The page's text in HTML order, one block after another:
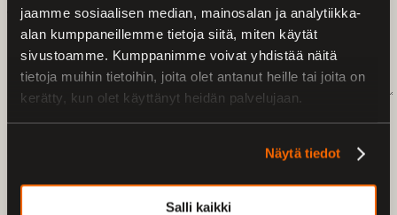
jaamme sosiaalisen median, mainosalan ja analytiikka-
alan kumppaneillemme tietoja siitä, miten käytät
sivustoamme. Kumppanimme voivat yhdistää näitä
tietoja muihin tietoihin, joita olet antanut heille tai joita on
kerätty, kun olet käyttänyt heidän palvelujaan.
Näytä tiedot
Salli kaikki
Viesti*
Friendly Captcha